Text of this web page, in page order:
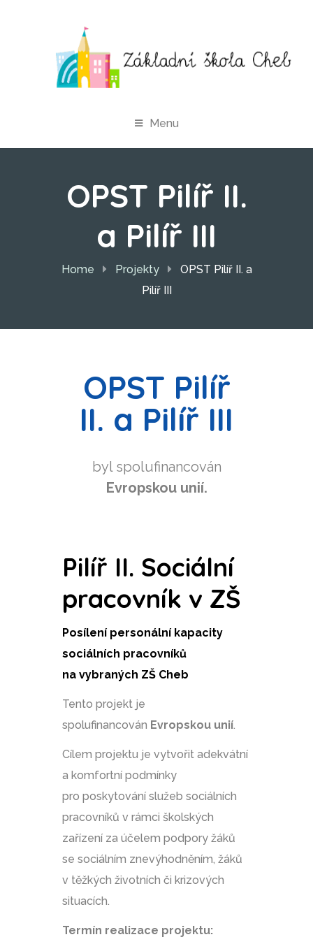
Menu
OPST Pilíř II.
a Pilíř III
Home Projekty
OPST Pilíř II. a
Pilíř III
OPST Pilíř
II. a Pilíř III
byl spolufinancován
Evropskou unií.
Pilíř II. Sociální
pracovník v ZŠ
Posílení personální kapacity
sociálních pracovníků
na vybraných ZŠ Cheb
Tento projekt je
spolufinancován Evropskou unií.
Cílem projektu je vytvořit adekvátní
a komfortní podmínky
pro poskytování služeb sociálních
pracovníků v rámci školských
zařízení za účelem podpory žáků
se sociálním znevýhodněním, žáků
v těžkých životních či krizových
situacích.
Termín realizace projektu: